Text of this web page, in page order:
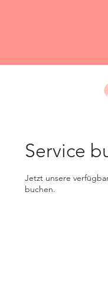
Service
Jetzt unsere
buchen.